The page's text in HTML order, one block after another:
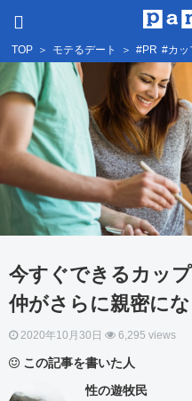
TOP ＞ モテるデート ＞ #PR #カッ
今すぐできるカッ
仲がさらに親密に
2020年10月30日 6,295 views
この記事を書いた人
性の遊牧民